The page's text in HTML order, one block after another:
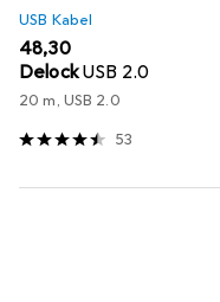
USB Kabel
EUR
48,30
DelockUSB 2.0
20 m, USB 2.0
53